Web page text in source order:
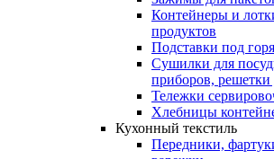
Контейнеры и
продуктов
Подставки под
Сушилки для
приборов, решетки
Тележки
Хлебницы
Кухонный текстиль
Передники,